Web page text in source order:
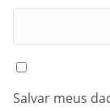
Salvar meus